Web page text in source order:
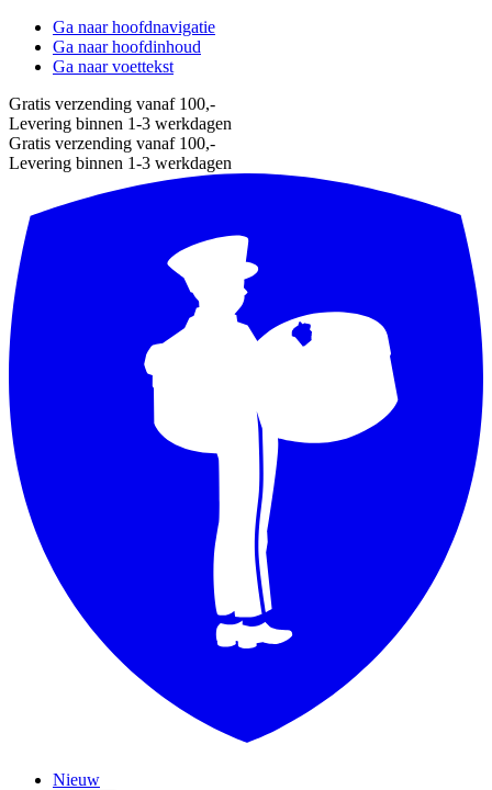
Ga naar hoofdnavigatie
Ga naar hoofdinhoud
Ga naar voettekst
Gratis verzending vanaf 100,-
Levering binnen 1-3 werkdagen
Gratis verzending vanaf 100,-
Levering binnen 1-3 werkdagen
Nieuw